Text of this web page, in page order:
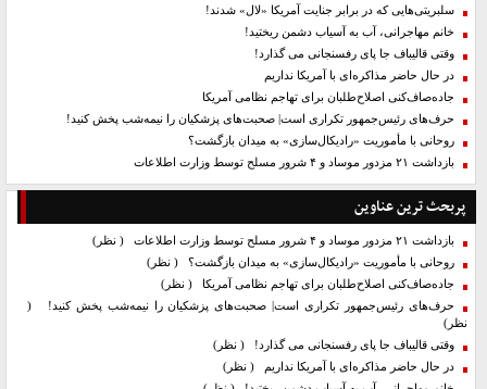
سلبریتی‌هایی که در برابر جنایت آمریکا «لال» شدند!
خانم مهاجرانی، آب به آسیاب دشمن ریختید!
وقتی قالیباف جا پای رفسنجانی می گذارد!
در حال حاضر مذاکره‌ای با آمریکا نداریم
جاده‌صاف‌کنی اصلاح‌طلبان برای تهاجم نظامی آمریکا
حرف‌های رئیس‌جمهور تکراری است| صحبت‌های پزشکیان را نیمه‌شب پخش کنید!
روحانی با مأموریت «رادیکال‌سازی» به میدان بازگشت؟
بازداشت ۲۱ مزدور موساد و ۴ شرور مسلح توسط وزارت اطلاعات
پربحث ترین عناوین
بازداشت ۲۱ مزدور موساد و ۴ شرور مسلح توسط وزارت اطلاعات
( نظر)
روحانی با مأموریت «رادیکال‌سازی» به میدان بازگشت؟ ( نظر)
جاده‌صاف‌کنی اصلاح‌طلبان برای تهاجم نظامی آمریکا ( نظر)
حرف‌های رئیس‌جمهور تکراری است| صحبت‌های پزشکیان را نیمه‌شب پخش کنید!
(
نظر)
وقتی قالیباف جا پای رفسنجانی می گذارد! ( نظر)
در حال حاضر مذاکره‌ای با آمریکا نداریم ( نظر)